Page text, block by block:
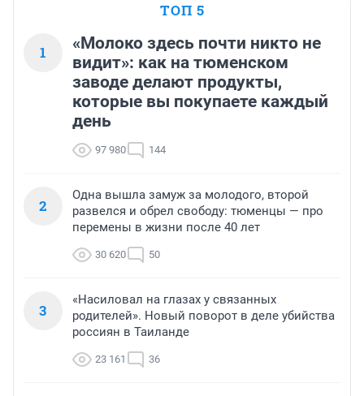
ТОП 5
1
«Молоко здесь почти никто не
видит»: как на тюменском
заводе делают продукты,
которые вы покупаете каждый
день
97 980 144
2
Одна вышла замуж за молодого, второй
развелся и обрел свободу: тюменцы — про
перемены в жизни после 40 лет
30 620 50
3
«Насиловал на глазах у связанных
родителей». Новый поворот в деле убийства
россиян в Таиланде
23 161 36